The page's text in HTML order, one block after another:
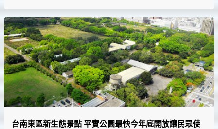
台南東區新生態景點 平實公園最快今年底開放讓民眾使